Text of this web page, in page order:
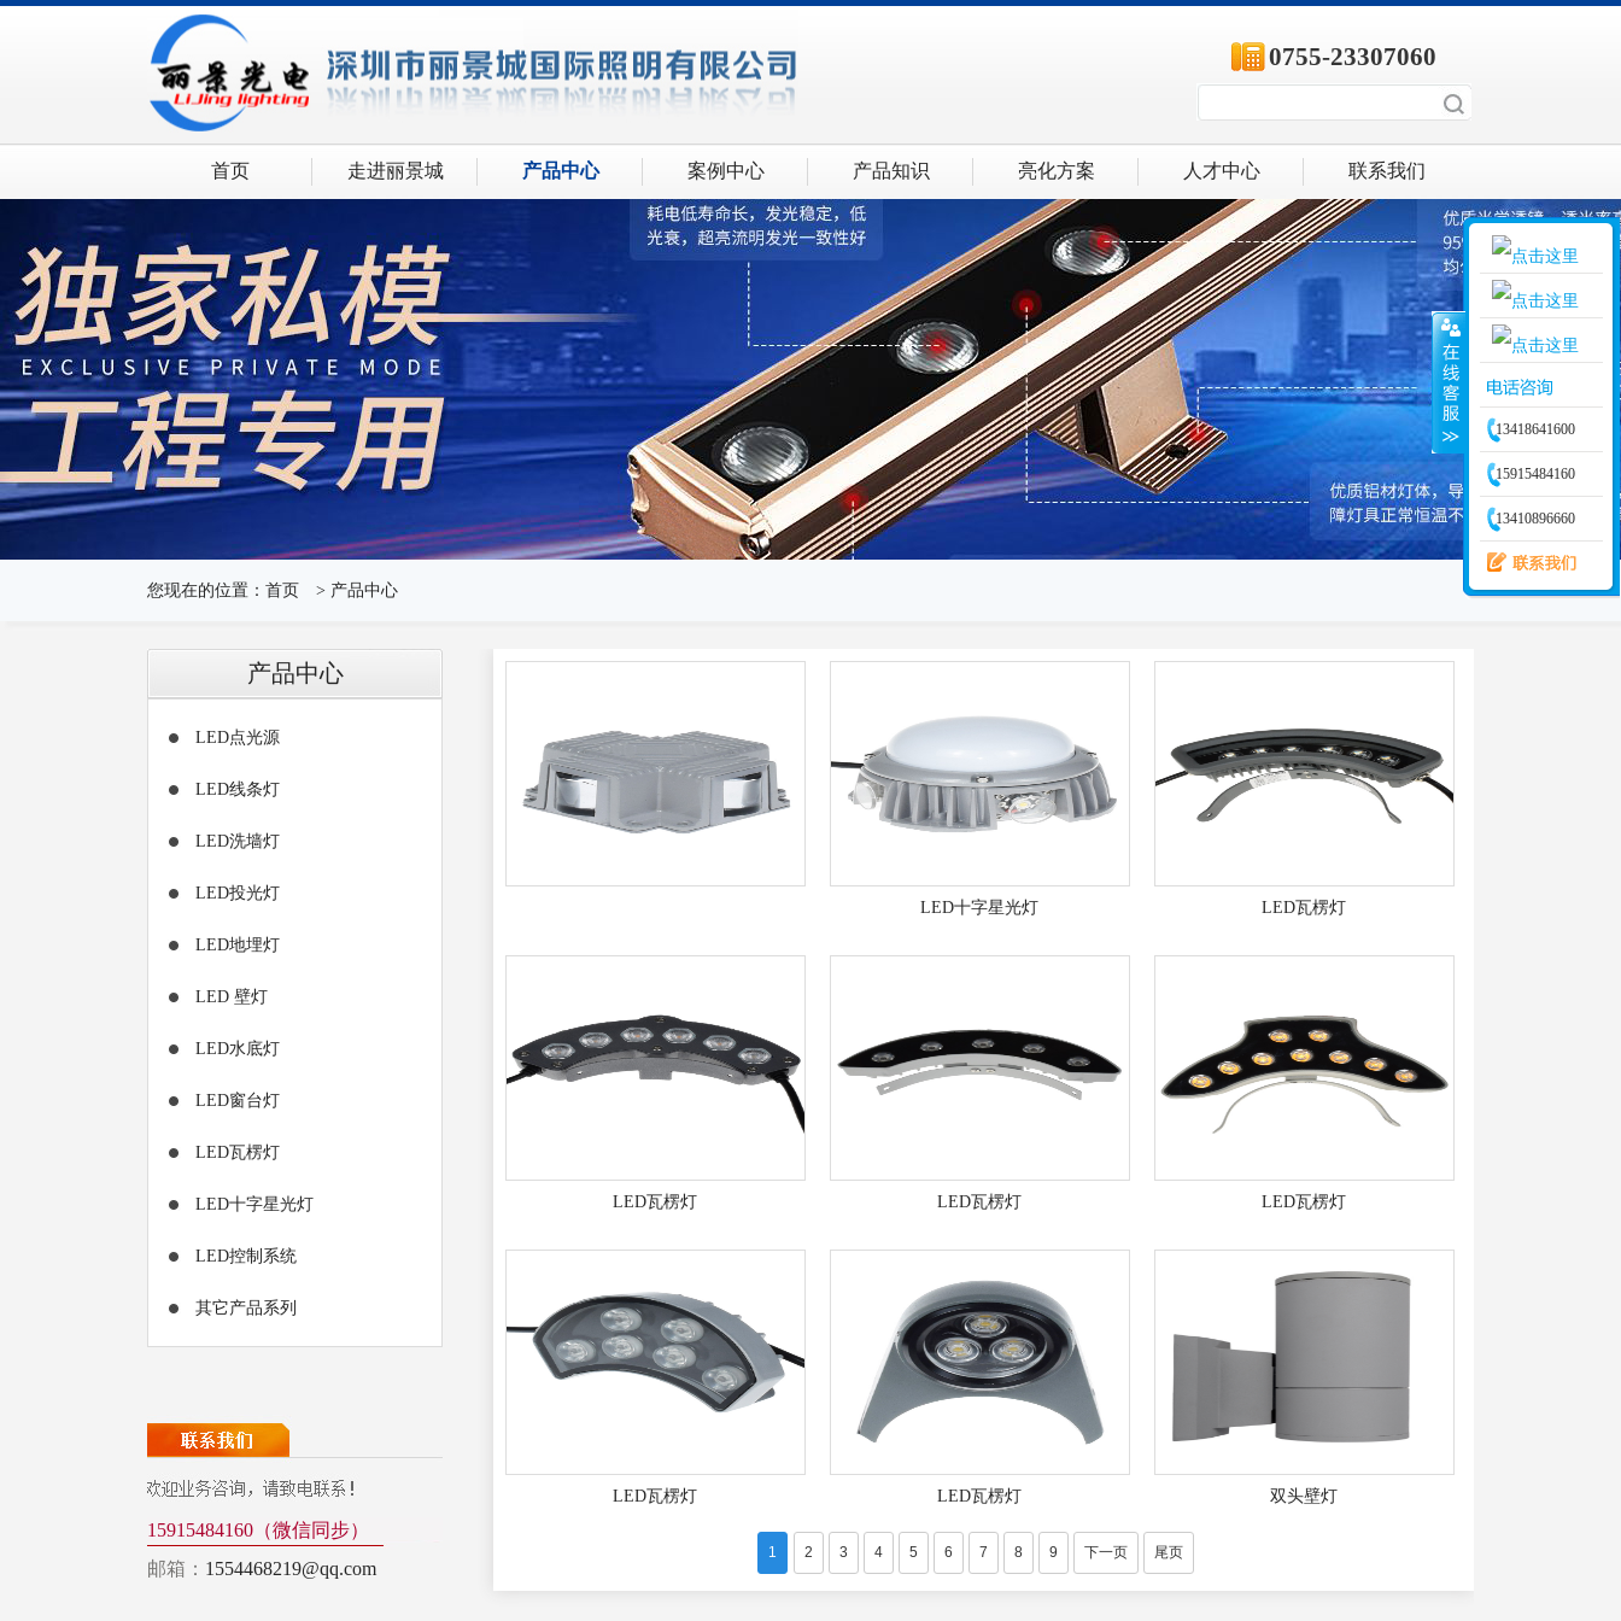
0755-23307060
首页 走进丽景城 产品中心 案例中心 产品知识 亮化方案 人才中心 联系我们
您现在的位置： 首页 > 产品中心
产品中心
LED点光源
LED线条灯
LED洗墙灯
LED投光灯
LED地埋灯
LED 壁灯
LED水底灯
LED窗台灯
LED瓦楞灯
LED十字星光灯
LED控制系统
其它产品系列
15915484160（微信同步）
邮箱： 1554468219@qq.com
LED十字星光灯 LED瓦楞灯
LED瓦楞灯 LED瓦楞灯 LED瓦楞灯
LED瓦楞灯 LED瓦楞灯 双头壁灯
1 2 3 4 5 6 7 8 9 下一页 尾页
客服一
客服二
客服三
13418641600
15915484160
13410896660